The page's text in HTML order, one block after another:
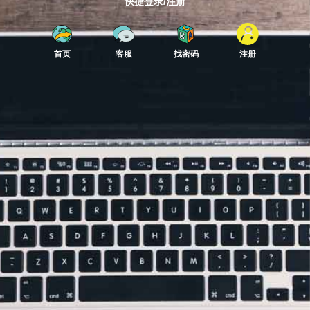
首页 客服 找密码 注册